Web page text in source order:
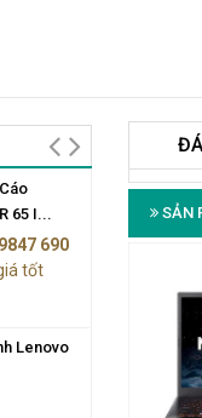
65 I...
690
tốt
Lenovo
SẢN